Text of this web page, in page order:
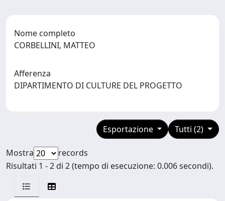
Nome completo
CORBELLINI, MATTEO
Afferenza
DIPARTIMENTO DI CULTURE DEL PROGETTO
Tutti (2)
Esportazione
Mostra
records
Risultati 1 - 2 di 2 (tempo di esecuzione: 0.006 secondi).